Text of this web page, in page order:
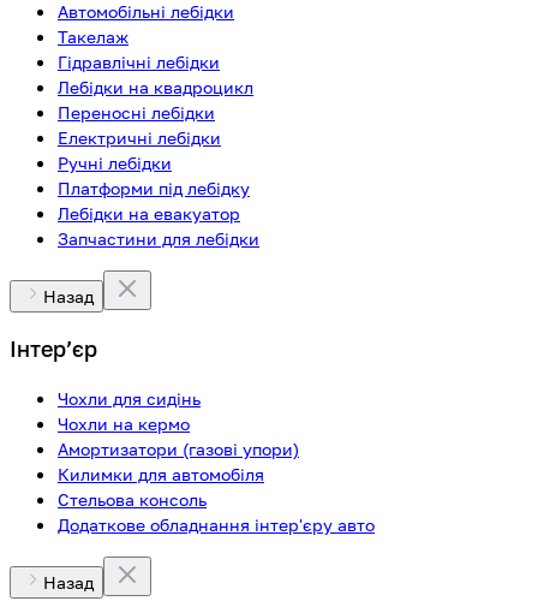
Автомобільні лебідки
Такелаж
Гідравлічні лебідки
Лебідки на квадроцикл
Переносні лебідки
Електричні лебідки
Ручні лебідки
Платформи під лебідку
Лебідки на евакуатор
Запчастини для лебідки
Назад
Інтерʼєр
Чохли для сидінь
Чохли на кермо
Амортизатори (газові упори)
Килимки для автомобіля
Стельова консоль
Додаткове обладнання інтер'єру авто
Назад